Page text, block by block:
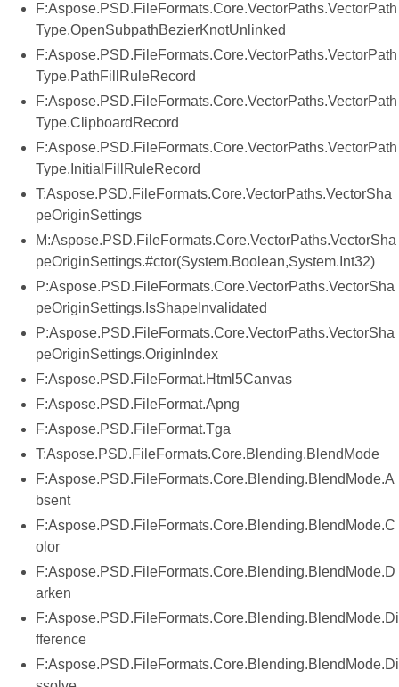
F:Aspose.PSD.FileFormats.Core.VectorPaths.VectorPath
Type.OpenSubpathBezierKnotUnlinked
F:Aspose.PSD.FileFormats.Core.VectorPaths.VectorPath
Type.PathFillRuleRecord
F:Aspose.PSD.FileFormats.Core.VectorPaths.VectorPath
Type.ClipboardRecord
F:Aspose.PSD.FileFormats.Core.VectorPaths.VectorPath
Type.InitialFillRuleRecord
T:Aspose.PSD.FileFormats.Core.VectorPaths.VectorSha
peOriginSettings
M:Aspose.PSD.FileFormats.Core.VectorPaths.VectorSha
peOriginSettings.#ctor(System.Boolean,System.Int32)
P:Aspose.PSD.FileFormats.Core.VectorPaths.VectorSha
peOriginSettings.IsShapeInvalidated
P:Aspose.PSD.FileFormats.Core.VectorPaths.VectorSha
peOriginSettings.OriginIndex
F:Aspose.PSD.FileFormat.Html5Canvas
F:Aspose.PSD.FileFormat.Apng
F:Aspose.PSD.FileFormat.Tga
T:Aspose.PSD.FileFormats.Core.Blending.BlendMode
F:Aspose.PSD.FileFormats.Core.Blending.BlendMode.A
bsent
F:Aspose.PSD.FileFormats.Core.Blending.BlendMode.C
olor
F:Aspose.PSD.FileFormats.Core.Blending.BlendMode.D
arken
F:Aspose.PSD.FileFormats.Core.Blending.BlendMode.Di
fference
F:Aspose.PSD.FileFormats.Core.Blending.BlendMode.Di